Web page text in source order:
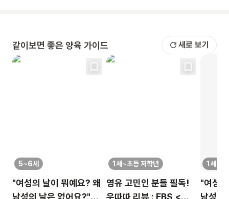
같이보면 좋은 양육 가이드 새로 보기
5~6세
"여성의 날이 뭐예요? 왜
남성의 날은 없어요?"
1세~초등 저학년
영유 고민인 분들 필독!
우따따 리뷰 : EBS <
1세~초
"여성
남성의